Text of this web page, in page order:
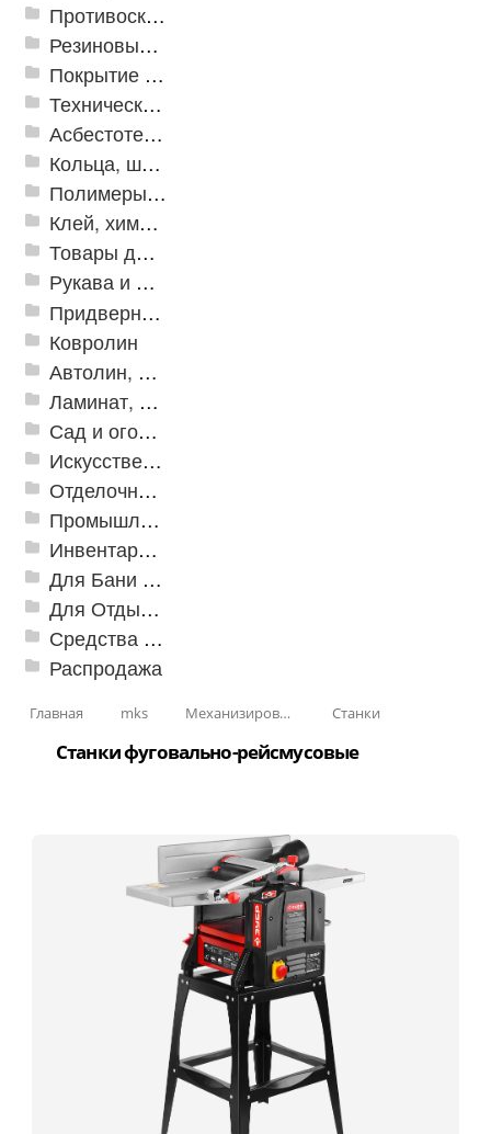
Противоскользящая защита для лестниц, профили, ленты
Резиновые и ПВХ дорожки
Покрытие из резиновой крошки
Техническая резина
Асбестотехнические и теплоизоляционные материалы
Кольца, шайбы, манжеты
Полимеры и пластики
Клей, химия, сопутствующие товары
Товары для дома
Рукава и шланги промышленные
Придверные решетки
Ковролин
Автолин, Транслин, Линолеум
Ламинат, Кварцвиниловая плитка SPC
Сад и огород
Искусственная трава
Отделочные профили
Промышленный текстиль
Инвентарь для клининга
Для Бани и Сауны
Для Отдыха и Пикника
Средства от насекомых и садовых вредителей
Распродажа
Главная mks Механизированные инструменты Станки
Станки фуговально-рейсмусовые